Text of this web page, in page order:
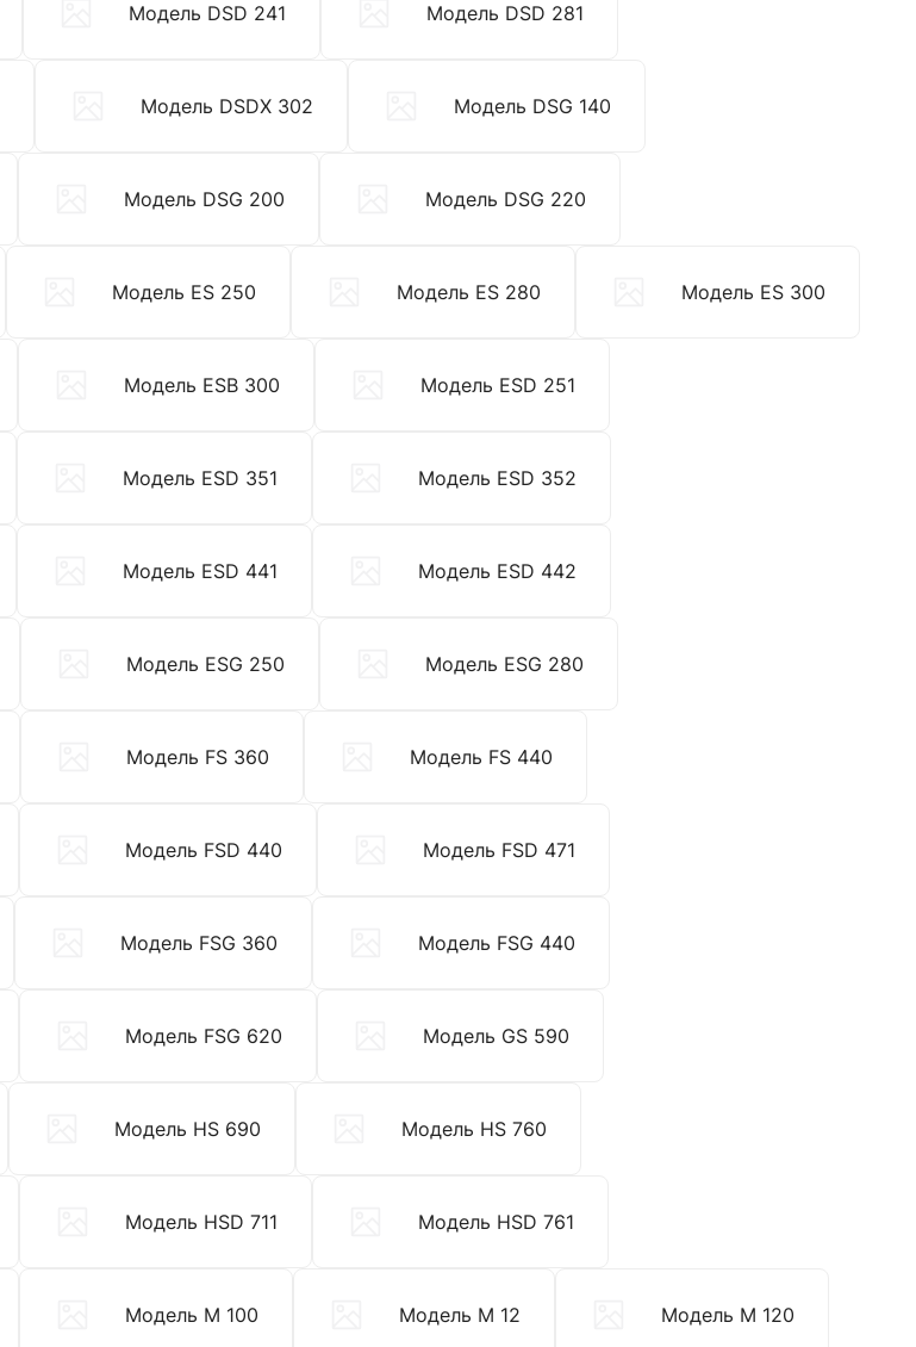
Модель DSD 241 Модель DSD 281
Модель DSDX 302 Модель DSG 140
Модель DSG 200 Модель DSG 220
Модель ES 250 Модель ES 280 Модель ES 300
Модель ESB 300 Модель ESD 251
Модель ESD 351 Модель ESD 352
Модель ESD 441 Модель ESD 442
Модель ESG 250 Модель ESG 280
Модель FS 360 Модель FS 440
Модель FSD 440 Модель FSD 471
Модель FSG 360 Модель FSG 440
Модель FSG 620 Модель GS 590
Модель HS 690 Модель HS 760
Модель HSD 711 Модель HSD 761
Модель M 100 Модель M 12 Модель M 120